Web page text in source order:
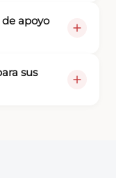
apoyo
sus